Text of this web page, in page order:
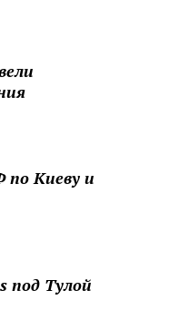
по Киеву и
под Тулой